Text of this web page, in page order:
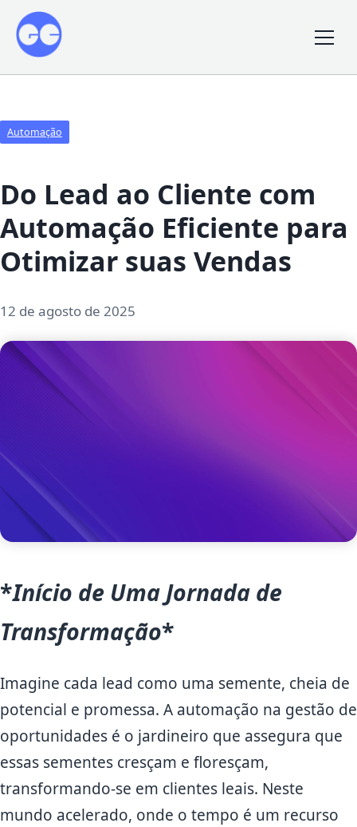
Automação
Do Lead ao Cliente com
Automação Eficiente para
Otimizar suas Vendas
12 de agosto de 2025
*Início de Uma Jornada de
Transformação*
Imagine cada lead como uma semente, cheia de
potencial e promessa. A automação na gestão de
oportunidades é o jardineiro que assegura que
essas sementes cresçam e floresçam,
transformando-se em clientes leais. Neste
mundo acelerado, onde o tempo é um recurso